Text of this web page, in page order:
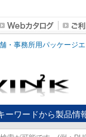
・事務所用パッケージ
ーワードから製品情